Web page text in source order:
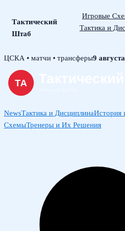
Тактический
Штаб
Игровые
Тактика и
Skip
content
ЦСКА • матчи • трансферы9
NewsТактика и ДисциплинаИстория
СхемыТренеры и Их Решения